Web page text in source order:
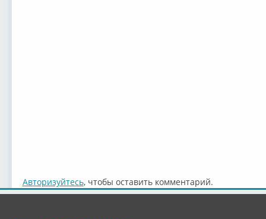
Авторизуйтесь, чтобы оставить комментарий.